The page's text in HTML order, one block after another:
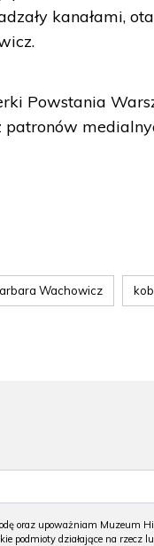
kanałami,
Powstania
patronów
Wachowicz
oraz upoważniam Muzeum
podmioty działające na rzecz